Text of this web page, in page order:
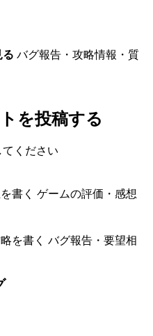
る バグ報告・攻略情報・質
を投稿する
ください
書く ゲームの評価・感想
を書く バグ報告・要望相